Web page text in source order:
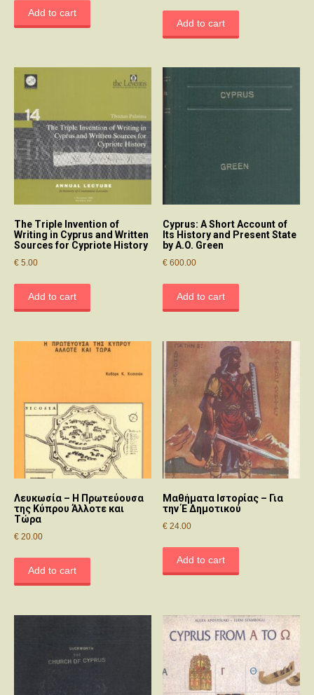
Add to cart
Add to cart
The Triple Invention of
Writing in Cyprus and Written
Sources for Cypriote History
€ 5.00
Add to cart
Cyprus: A Short Account of
Its History and Present State
by A.O. Green
€ 600.00
Add to cart
Λευκωσία – Η Πρωτεύουσα
της Κύπρου Άλλοτε και
Τώρα
€ 20.00
Add to cart
Μαθήματα Ιστορίας – Για
την Έ Δημοτικού
€ 24.00
Add to cart